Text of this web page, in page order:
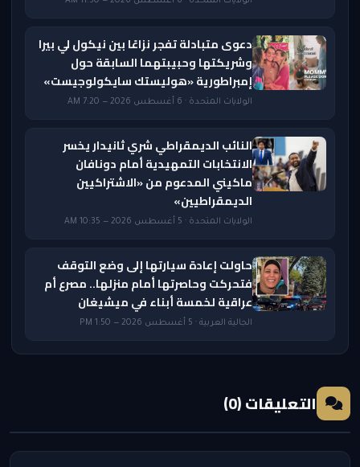
دعوى متبادلة تفجر نزاعًا بين نيكول لي بيرا
وشريكتها وحبيبتهما السابقة حول
إمبراطورية «هوليستك سايكولوجيست»
الولايات المتحدة · 6 أغسطس 2026 — 7:20 AM
النائب الديمقراطي شري ثانيدار يخسر
الانتخابات التمهيدية أمام دونافان
ماكيني المدعوم من «الاشتراكيين
الديمقراطيين»
الولايات المتحدة · 5 أغسطس 2026 — 10:35 AM
حاولت إعادة سيارتها إلى وضع التوقف
فتحركت وحاصرتها أمام منزلها.. مصرع أم
عراقية لخمسة أبناء في ميشيغان
الجالية العربية · 5 أغسطس 2026 — 1:50 PM
التعليقات (0)